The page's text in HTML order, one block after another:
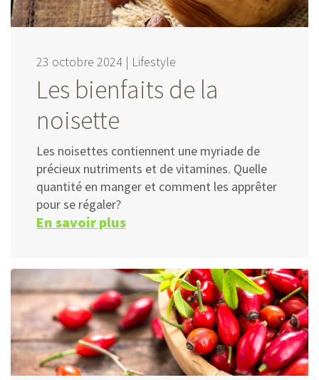
23 octobre 2024 | Lifestyle
Les bienfaits de la
noisette
Les noisettes contiennent une myriade de
précieux nutriments et de vitamines. Quelle
quantité en manger et comment les apprêter
pour se régaler?
En savoir plus